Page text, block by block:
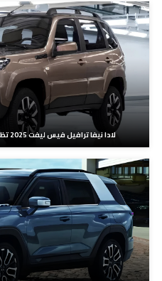
لادا نيفا ترافيل فيس ليفت 2025 تظهر بتحديثات تصميمية وأداء أقوى